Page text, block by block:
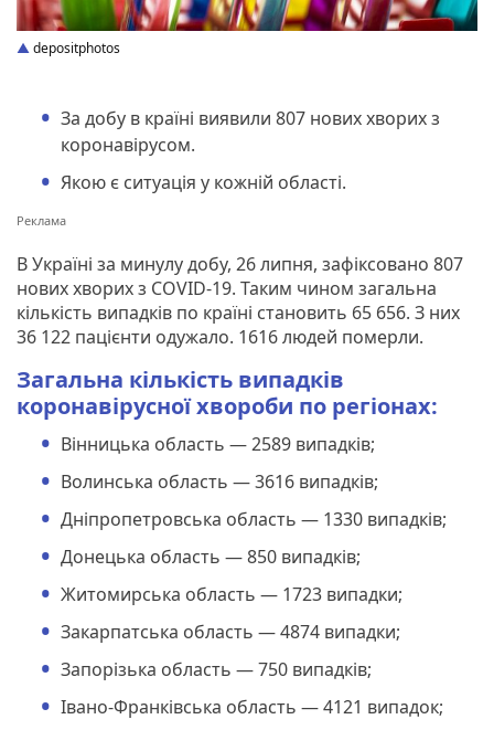
depositphotos
За добу в країні виявили 807 нових хворих з
коронавірусом.
Якою є ситуація у кожній області.
В Україні за минулу добу, 26 липня, зафіксовано 807
нових хворих з COVID-19. Таким чином загальна
кількість випадків по країні становить 65 656. З них
36 122 пацієнти одужало. 1616 людей померли.
Загальна кількість випадків
коронавірусної хвороби по регіонах:
Вінницька область — 2589 випадків;
Волинська область — 3616 випадків;
Дніпропетровська область — 1330 випадків;
Донецька область — 850 випадків;
Житомирська область — 1723 випадки;
Закарпатська область — 4874 випадки;
Запорізька область — 750 випадків;
Івано-Франківська область — 4121 випадок;